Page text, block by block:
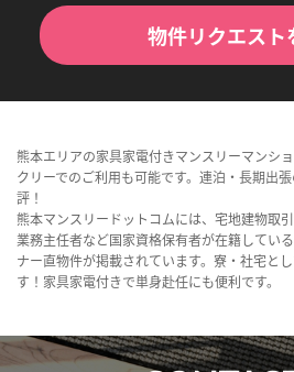
物件リクエスト
熊本エリアの家具家電付きマンスリーマンシ
クリーでのご利用も可能です。連泊・長期出
評！
熊本マンスリードットコムには、宅地建物取
業務主任者など国家資格保有者が在籍してい
ナー直物件が掲載されています。寮・社宅と
す！家具家電付きで単身赴任にも便利です。